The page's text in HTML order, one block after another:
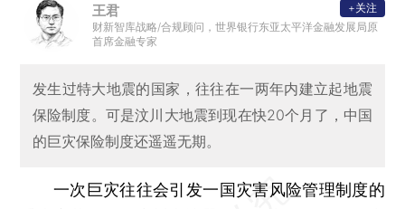
王君
财新智库战略/合规顾问，世界银行东亚太平洋金融发展局原
首席金融专家
+关注
发生过特大地震的国家，往往在一两年内建立起地震
保险制度。可是汶川大地震到现在快20个月了，中国
的巨灾保险制度还遥遥无期。
一次巨灾往往会引发一国灾害风险管理制度的